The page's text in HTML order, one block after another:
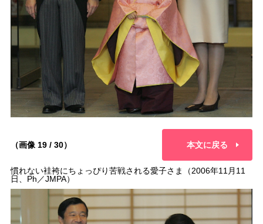
（画像 19 / 30） 本文に戻る
慣れない袿袴にちょっぴり苦戦される愛子さま（2006年11月11
日、Ph／JMPA）